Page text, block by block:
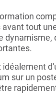
avant tout
dynamisme,
idéalement
sur un